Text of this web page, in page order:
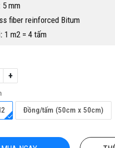
5 mm
fiber reinforced Bitum
1 m2 = 4 tấm
+
Đồng/tấm (50cm x 50cm)